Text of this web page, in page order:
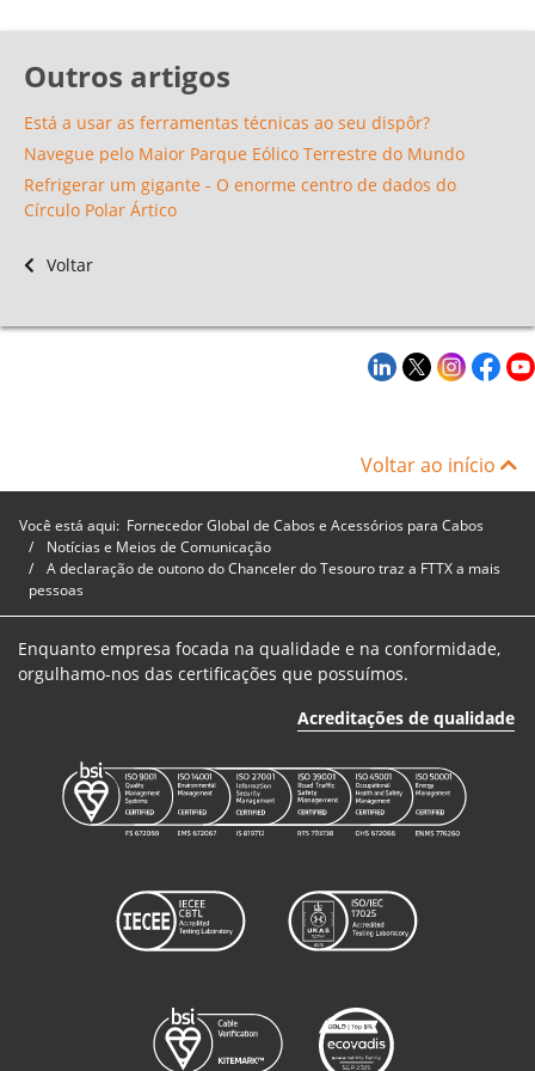
Outros artigos
Está a usar as ferramentas técnicas ao seu dispôr?
Navegue pelo Maior Parque Eólico Terrestre do Mundo
Refrigerar um gigante - O enorme centro de dados do
Círculo Polar Ártico
Voltar
Voltar ao início
Você está aqui: Fornecedor Global de Cabos e Acessórios para Cabos
Notícias e Meios de Comunicação
A declaração de outono do Chanceler do Tesouro traz a FTTX a mais
pessoas
Enquanto empresa focada na qualidade e na conformidade,
orgulhamo-nos das certificações que possuímos.
Acreditações de qualidade